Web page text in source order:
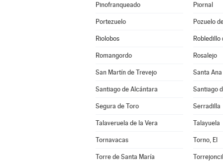
Pinofranqueado Piornal
Portezuelo Pozuelo
Riolobos Robledillo
Romangordo Rosalejo
San Martín de Trevejo Santa Ana
Santiago de Alcántara Santiago
Segura de Toro Serradilla
Talaveruela de la Vera Talayuela
Tornavacas Torno, El
Torre de Santa María